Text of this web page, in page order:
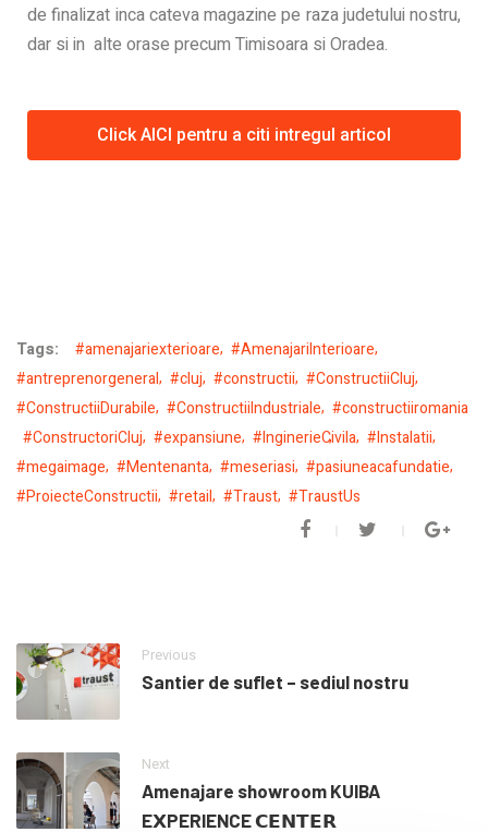
de finalizat inca cateva magazine pe raza judetului nostru,
dar si in alte orase precum Timisoara si Oradea.
Click AICI pentru a citi intregul articol
Tags: #amenajariexterioare #AmenajariInterioare
#antreprenorgeneral #cluj #constructii #ConstructiiCluj
#ConstructiiDurabile #ConstructiiIndustriale #constructiiromania
#ConstructoriCluj #expansiune #InginerieCivila #Instalatii
#megaimage #Mentenanta #meseriasi #pasiuneacafundatie
#ProiecteConstructii #retail #Traust #TraustUs
Previous
Santier de suflet – sediul nostru
Next
Amenajare showroom KUIBA
E𝗫PERIENCE 𝗖𝗘𝗡𝗧𝗘𝗥